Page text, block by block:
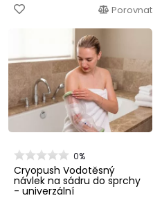
Porovnat
0%
Cryopush Vodotěsný
návlek na sádru do sprchy
- univerzální